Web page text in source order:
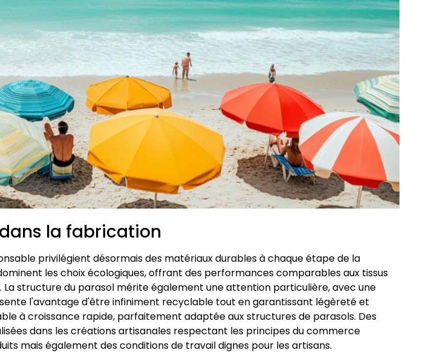
la fabrication
privilégient désormais des matériaux durables à chaque étape de la
les choix écologiques, offrant des performances comparables aux tissus
structure du parasol mérite également une attention particulière, avec une
l'avantage d'être infiniment recyclable tout en garantissant légèreté et
à croissance rapide, parfaitement adaptée aux structures de parasols. Des
dans les créations artisanales respectant les principes du commerce
mais également des conditions de travail dignes pour les artisans.